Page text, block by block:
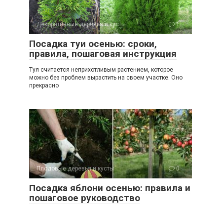
Декоративные деревья и кусты 1
Посадка туи осенью: сроки,
правила, пошаговая инструкция
Туя считается неприхотливым растением, которое
можно без проблем вырастить на своем участке. Оно
прекрасно
Плодовые деревья и кусты 0
Посадка яблони осенью: правила и
пошаговое руководство